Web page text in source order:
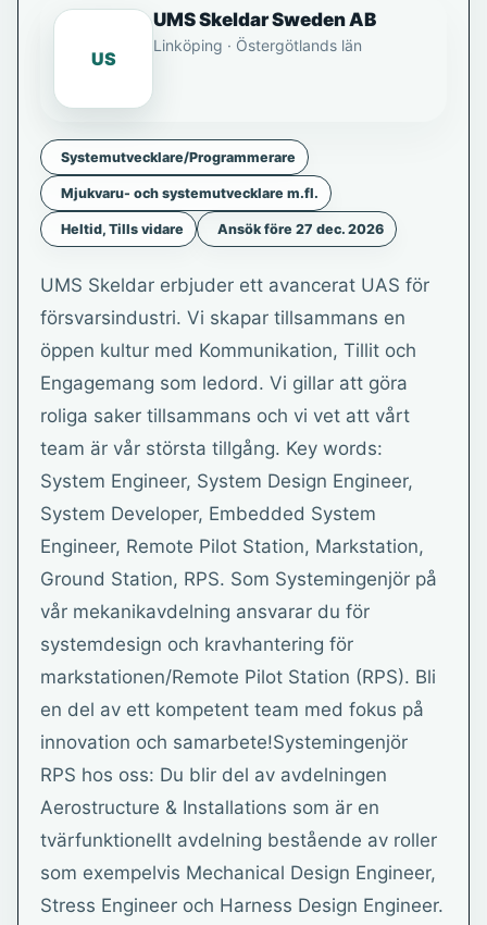
US
UMS Skeldar Sweden AB
Linköping · Östergötlands län
Systemutvecklare/Programmerare
Mjukvaru- och systemutvecklare m.fl.
Heltid, Tills vidare Ansök före 27 dec. 2026
UMS Skeldar erbjuder ett avancerat UAS för
försvarsindustri. Vi skapar tillsammans en
öppen kultur med Kommunikation, Tillit och
Engagemang som ledord. Vi gillar att göra
roliga saker tillsammans och vi vet att vårt
team är vår största tillgång. Key words:
System Engineer, System Design Engineer,
System Developer, Embedded System
Engineer, Remote Pilot Station, Markstation,
Ground Station, RPS. Som Systemingenjör på
vår mekanikavdelning ansvarar du för
systemdesign och kravhantering för
markstationen/Remote Pilot Station (RPS). Bli
en del av ett kompetent team med fokus på
innovation och samarbete!Systemingenjör
RPS hos oss: Du blir del av avdelningen
Aerostructure & Installations som är en
tvärfunktionellt avdelning bestående av roller
som exempelvis Mechanical Design Engineer,
Stress Engineer och Harness Design Engineer.